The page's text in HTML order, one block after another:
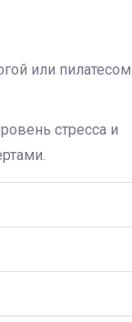
или пилатесом.
стресса и